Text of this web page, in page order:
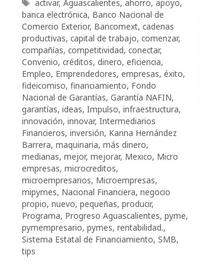
activar, Aguascalientes, ahorro, apoyo,
banca electrónica, Banco Nacional de
Comercio Exterior, Bancomext, cadenas
productivas, capital de trabajo, comenzar,
compañías, competitividad, conectar,
Convenio, créditos, dinero, eficiencia,
Empleo, Emprendedores, empresas, éxito,
fideicomiso, financiamiento, Fondo
Nacional de Garantías, Garantía NAFIN,
garantías, ideas, Impulso, infraestructura,
innovación, innovar, Intermediarios
Financieros, inversión, Karina Hernández
Barrera, maquinaria, más dinero,
medianas, mejor, mejorar, Mexico, Micro
empresas, microcreditos,
microempresarios, Microempresas,
mipymes, Nacional Financiera, negocio
propio, nuevo, pequeñas, producir,
Programa, Progreso Aguascalientes, pyme,
pymempresario, pymes, rentabilidad.,
Sistema Estatal de Financiamiento, SMB,
tips